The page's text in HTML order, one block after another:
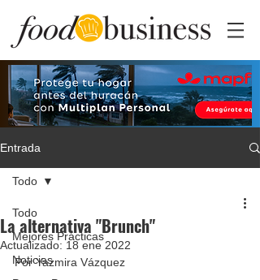
Entrada
Todo
Mejores Prácticas
Noticias
Todo
La alternativa "Brunch"
Actualizado: 18 ene 2022
Por Yazmira Vázquez